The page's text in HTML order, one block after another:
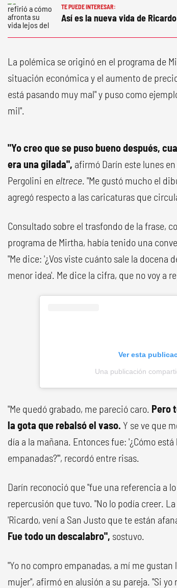
TE PUEDE INTERESAR:
Así es la nueva vida de
La polémica se originó en el programa de
situación económica y el aumento de
está pasando muy mal" y puso como
mil".
"Yo creo que se puso bueno después,
era una gilada", afirmó Darín este lunes en
Pergolini en eltrece. "Me gustó mucho el
agregó respecto a las caricaturas que
Consultado sobre el trasfondo de la frase,
programa de Mirtha, había tenido una
"Me dice: '¿Vos viste cuánto sale la docena
menor idea'. Me dice la cifra, que no voy a
Ver esta
Una publicación
"Me quedó grabado, me pareció caro. Pero
la gota que rebalsó el vaso. Y se ve que
día a la mañana. Entonces fue: '¿Cómo
empanadas?'", recordó entre risas.
Darín reconoció que "fue una referencia a
repercusión que tuvo. "No lo podía creer.
'Ricardo, vení a San Justo que te están
Fue todo un descalabro", sostuvo.
"Yo no compro empanadas, a mí me
mujer", afirmó en alusión a su pareja. "Si